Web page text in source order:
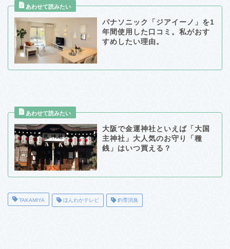
パナソニック「ジアイーノ」を1
年間使用した口コミ。私がおす
すめしたい理由。
大阪で金運神社といえば「大国
主神社」大人気のお守り「種
銭」はいつ買える？
TAKAMIYA ほんわかテレビ 釣専消臭